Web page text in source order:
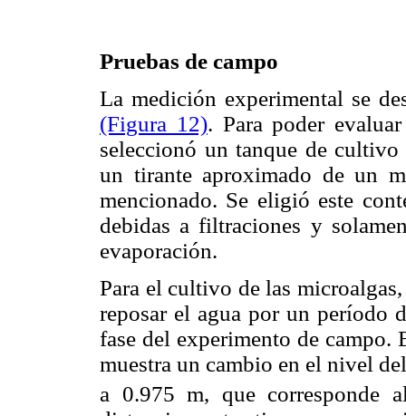
Pruebas de campo
La medición experimental se
(Figura 12). Para poder
seleccionó un tanque de
un tirante aproximado de un
mencionado. Se eligió este
debidas a filtraciones y
evaporación.
Para el cultivo de las
reposar el agua por un período
fase del experimento de
muestra un cambio en el nivel
a 0.975 m, que corresponde